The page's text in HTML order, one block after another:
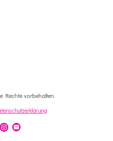
Rechte vorbehalten.